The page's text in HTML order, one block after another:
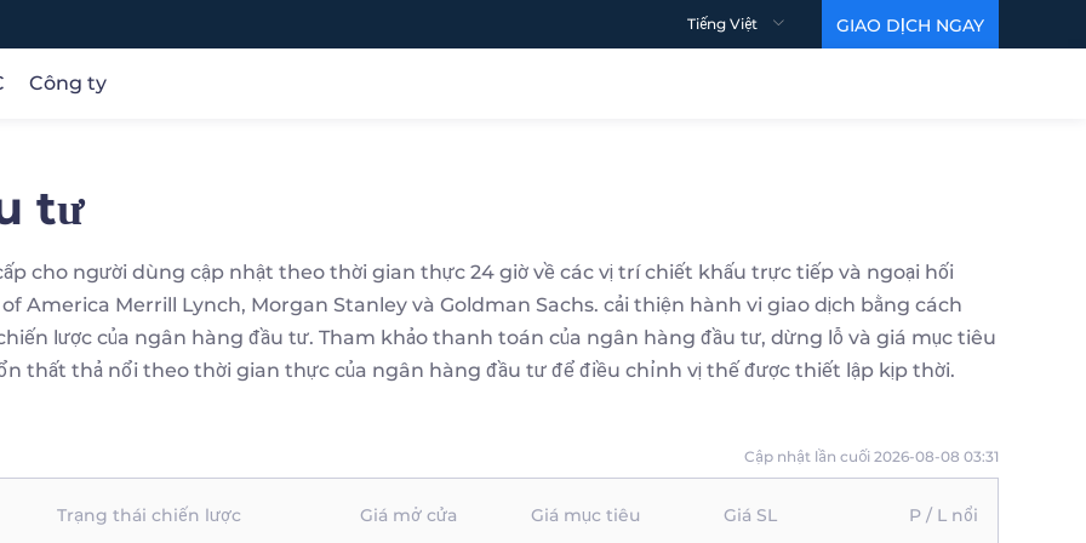
Tiếng Việt GIAO DỊCH NGAY
Nghiên cứu
Lịch kinh tế
DỮ LIỆU
Lệnh Ngân hàng Đầu tư
Quỹ ETF vàng
Các sản phẩm
Thương mại
Cơ bản
Kỹ thuật
MARTIN VIDEO
Khối xây dựng cơ bản
Mức 1
Mức 2
Công ty
Giấy phép
chọn chúng tôi
tư
cho người dùng cập nhật theo thời gian thực 24 giờ về các vị trí chiết khấu trực tiếp và ngoại hối
America Merrill Lynch, Morgan Stanley và Goldman Sachs. cải thiện hành vi giao dịch bằng cách
lược của ngân hàng đầu tư. Tham khảo thanh toán của ngân hàng đầu tư, dừng lỗ và giá mục tiêu
thất thả nổi theo thời gian thực của ngân hàng đầu tư để điều chỉnh vị thế được thiết lập kịp thời.
Cập nhật lần cuối 2026-08-08 03:31
Trạng thái chiến lược Giá mở cửa Giá mục tiêu Giá SL P / L nổi